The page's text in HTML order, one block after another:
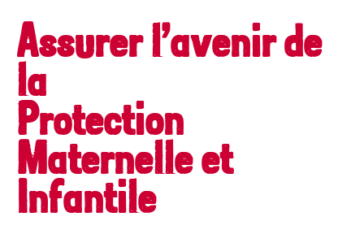
Assurer l’avenir de
la
Protection
Maternelle et
Infantile